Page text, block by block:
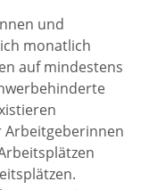
und
monatlich
auf mindestens